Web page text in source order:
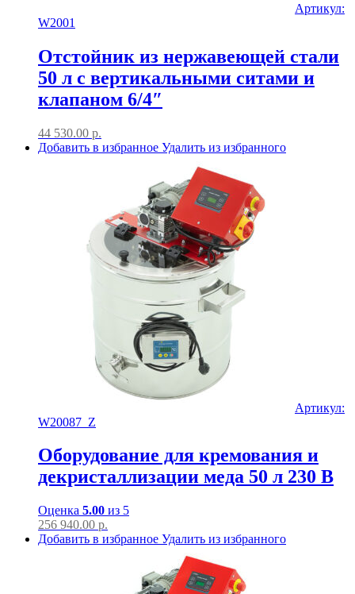
Артикул:
W2001
Отстойник из нержавеющей стали
50 л с вертикальными ситами и
клапаном 6/4″
44 530.00 р.
Добавить в избранное Удалить из избранного
Артикул:
W20087_Z
Оборудование для кремования и
декристаллизации меда 50 л 230 В
Оценка 5.00 из 5
256 940.00 р.
Добавить в избранное Удалить из избранного